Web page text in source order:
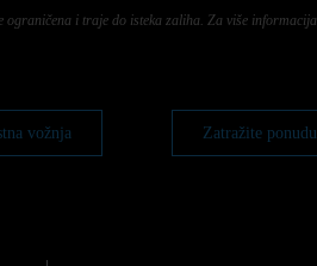
i traje do isteka zaliha. Za više informacija
vožnja Zatražite ponudu